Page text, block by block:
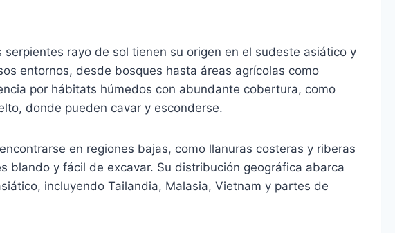
serpientes rayo de sol tienen su origen en el sudeste asiático y
entornos, desde bosques hasta áreas agrícolas como
por hábitats húmedos con abundante cobertura, como
donde pueden cavar y esconderse.
en regiones bajas, como llanuras costeras y riberas
blando y fácil de excavar. Su distribución geográfica abarca
incluyendo Tailandia, Malasia, Vietnam y partes de